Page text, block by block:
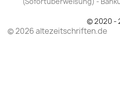
© 2020 -
© 2026 altezeitschriften.de